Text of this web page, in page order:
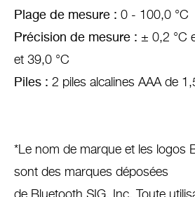
Plage de mesure : 0 - 100,0 °C
Précision de mesure : ± 0,2 °C
et 39,0 °C
Piles : 2 piles alcalines AAA de
*Le nom de marque et les logos
sont des marques déposées